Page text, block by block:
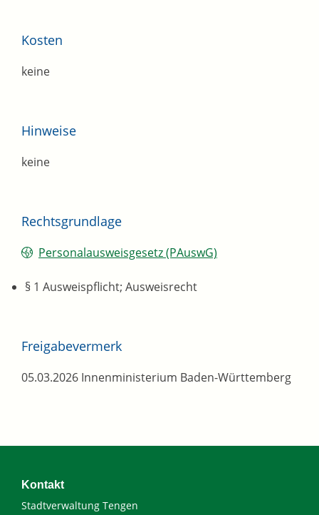
Kosten
keine
Hinweise
keine
Rechtsgrundlage
Personalausweisgesetz (PAuswG)
§ 1 Ausweispflicht; Ausweisrecht
Freigabevermerk
05.03.2026 Innenministerium Baden-Württemberg
Kontakt
Stadtverwaltung Tengen